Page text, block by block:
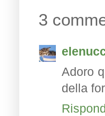
3
Adoro
della